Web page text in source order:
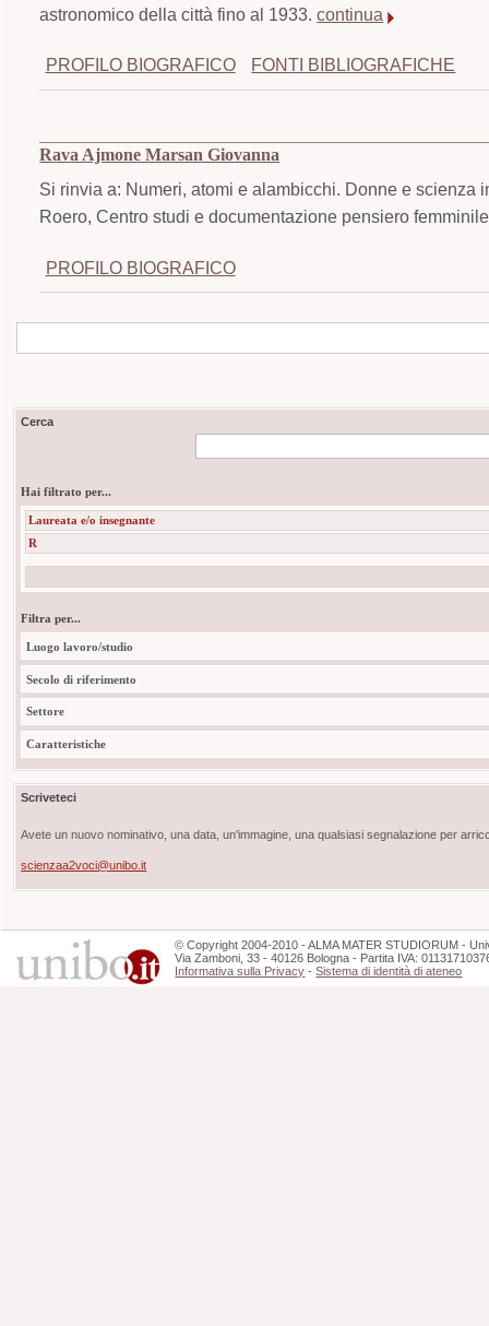
astronomico della città fino al 1933.continua
PROFILO BIOGRAFICO FONTI BIBLIOGRAFICHE
Rava Ajmone Marsan Giovanna
Si rinvia a: Numeri, atomi e alambicchi. Donne e scienza
Roero, Centro studi e documentazione pensiero
PROFILO BIOGRAFICO
Cerca
Hai filtrato per...
Laureata e/o insegnante
R
Filtra per...
Luogo lavoro/studio
Secolo di riferimento
Settore
Caratteristiche
Scriveteci
Avete un nuovo nominativo, una data, un'immagine, una qualsiasi segnalazione per
scienzaa2voci@unibo.it
©Copyright 2004-2010 - ALMA MATER STUDIORUM -
Via Zamboni, 33 - 40126 Bologna - Partita IVA:
Informativa sulla Privacy -Sistema di identità di ateneo